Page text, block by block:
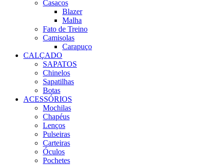
Casacos
Blazer
Malha
Fato de Treino
Camisolas
Carapuço
CALÇADO
SAPATOS
Chinelos
Sapatilhas
Botas
ACESSÓRIOS
Mochilas
Chapéus
Lenços
Pulseiras
Carteiras
Óculos
Pochetes